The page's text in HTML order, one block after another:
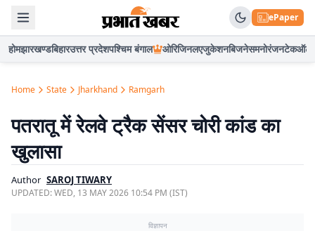
ePaper
होमझारखण्डबिहारउत्तर प्रदेशपश्चिम बंगाल ओरिजिनलएजुकेशनबिजनेसमनोरंजनटेकऑटो
Home State Jharkhand Ramgarh
पतरातू में रेलवे ट्रैक सेंसर चोरी कांड का
खुलासा
Author SAROJ TIWARY
UPDATED:WED, 13 MAY 2026 10:54 PM (IST)
विज्ञापन